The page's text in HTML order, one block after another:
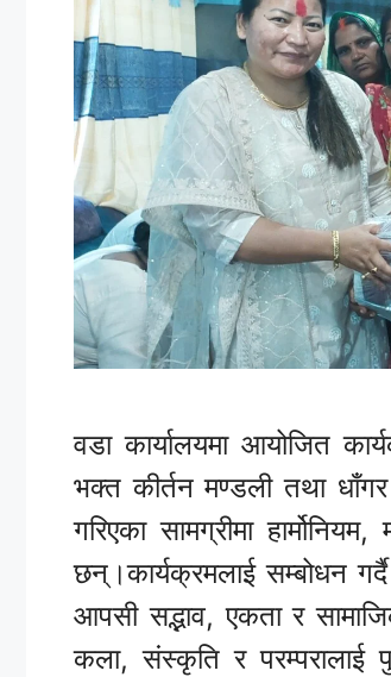
वडा कार्यालयमा आयोजित
भक्त कीर्तन मण्डली तथा
गरिएका सामग्रीमा
छन्।कार्यक्रमलाई सम्बोधन
आपसी सद्भाव, एकता र
कला, संस्कृति र परम्परालाई